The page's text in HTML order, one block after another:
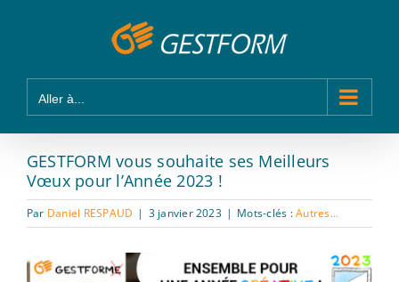
Aller à...
GESTFORM vous souhaite ses Meilleurs
Vœux pour l’Année 2023 !
Par Daniel RESPAUD | 3 janvier 2023 | Mots-clés :Autres...